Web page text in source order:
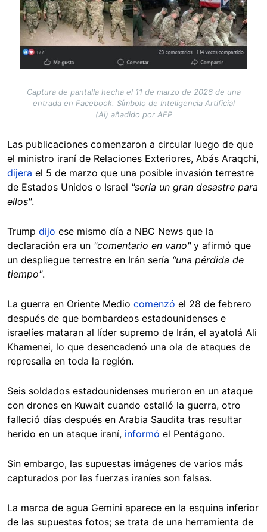
Captura de pantalla hecha el 11 de marzo de 2026 de una
entrada en Facebook. Símbolo de Inteligencia Artificial
(Ai) añadido por AFP
Las publicaciones comenzaron a circular luego de que
el ministro iraní de Relaciones Exteriores, Abás Araqchi,
dijera el 5 de marzo que una posible invasión terrestre
de Estados Unidos o Israel "sería un gran desastre para
ellos".
Trump dijo ese mismo día a NBC News que la
declaración era un "comentario en vano"y afirmó que
un despliegue terrestre en Irán sería “una pérdida de
tiempo".
La guerra en Oriente Medio comenzó el 28 de febrero
después de que bombardeos estadounidenses e
israelíes mataran al líder supremo de Irán, el ayatolá Ali
Khamenei, lo que desencadenó una ola de ataques de
represalia en toda la región.
Seis soldados estadounidenses murieron en un ataque
con drones en Kuwait cuando estalló la guerra, otro
falleció días después en Arabia Saudita tras resultar
herido en un ataque iraní, informó el Pentágono.
Sin embargo, las supuestas imágenes de varios más
capturados por las fuerzas iraníes son falsas.
La marca de agua Gemini aparece en la esquina inferior
de las supuestas fotos; se trata de una herramienta de